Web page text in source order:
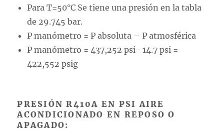
Para T=50°C Se tiene una presión en la tabla
de 29.745 bar.
P manómetro = P absoluta – P atmosférica
P manómetro = 437,252 psi- 14.7 psi =
422,552 psig
PRESIÓN R410A EN PSI AIRE
ACONDICIONADO EN REPOSO O
APAGADO: